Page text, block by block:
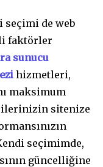
seçimi de web
faktörler
sunucu
hizmetleri,
maksimum
sitenize
seçimimde,
güncelliğine